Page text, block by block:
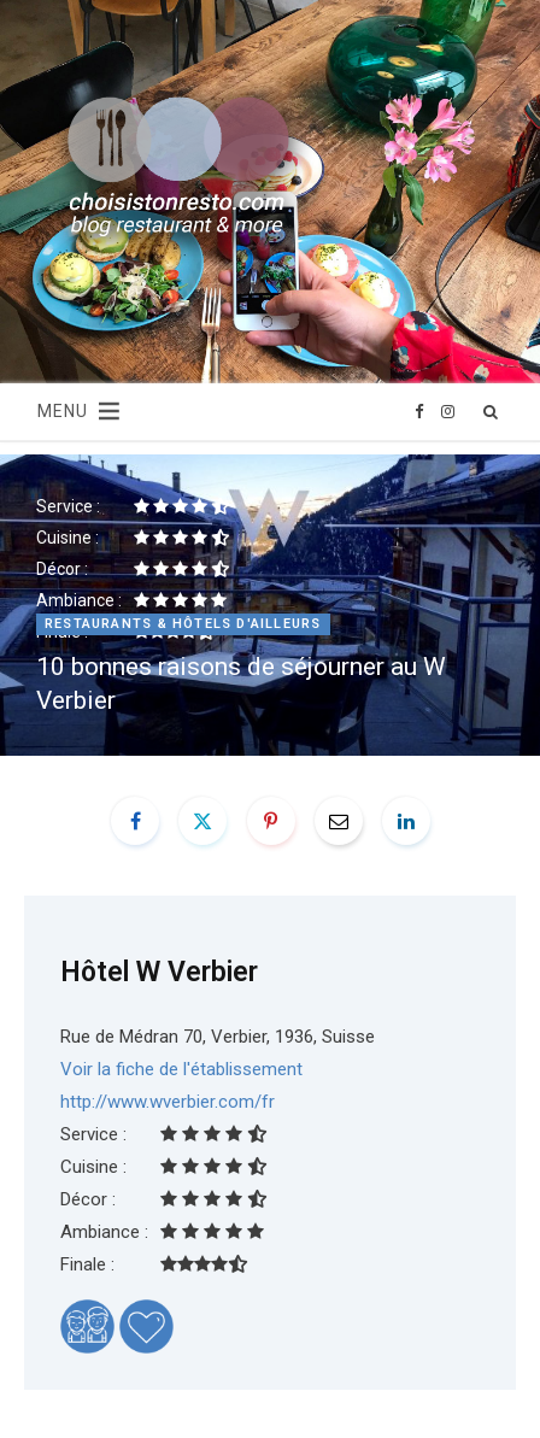
F
c
e
o
o
I
n
s
a
g
r
MENU
Service :
Cuisine :
Décor :
Ambiance :
Finale :
RESTAURANTS & HÔTELS D'AILLEURS
10 bonnes raisons de séjourner au W
Verbier
Hôtel W Verbier
Rue de Médran 70, Verbier, 1936, Suisse
Voir la fiche de l'établissement
http://www.wverbier.com/fr
Service :
Cuisine :
Décor :
Ambiance :
Finale :